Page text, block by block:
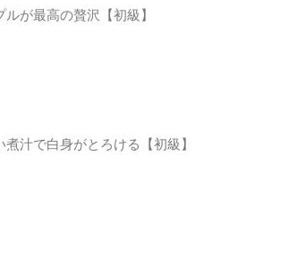
が最高の贅沢【初級】
汁で白身がとろける【初級】